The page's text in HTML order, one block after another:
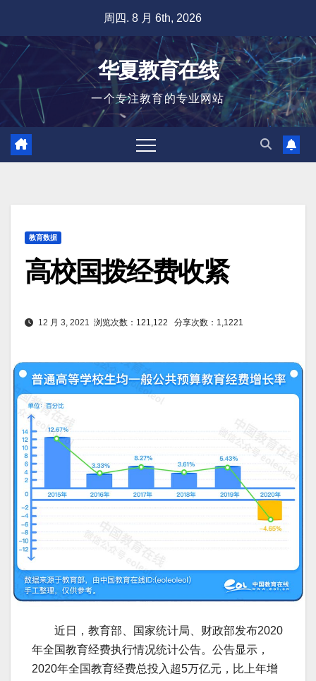
容
周四. 8 月 6th, 2026
华夏教育在线
一个专注教育的专业网站
教育数据
高校国拨经费收紧
12 月 3, 2021 浏览次数：121,122 分享次数：1,1221
近日，教育部、国家统计局、财政部发布2020
年全国教育经费执行情况统计公告。公告显示，
2020年全国教育经费总投入超5万亿元，比上年增